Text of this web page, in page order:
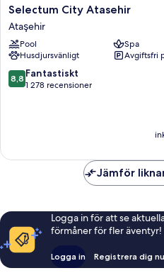
Selectum
City
Atasehir
Ataşehir
Selectum City Atasehir
Ataşehir
Pool
Spa
Husdjursvänligt
Avgiftsfri
8.8
av
8,8 Fantastiskt
1 278 recensioner
Jämför
Logga in för att se
förmåner för fler äventyr!
Logga in Registrera dig